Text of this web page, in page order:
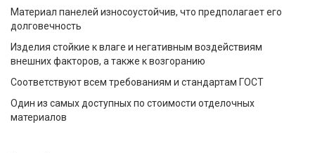
Материал панелей износоустойчив, что предполагает его
долговечность
Изделия стойкие к влаге и негативным воздействиям
внешних факторов, а также к возгоранию
Соответствуют всем требованиям и стандартам ГОСТ
Один из самых доступных по стоимости отделочных
материалов